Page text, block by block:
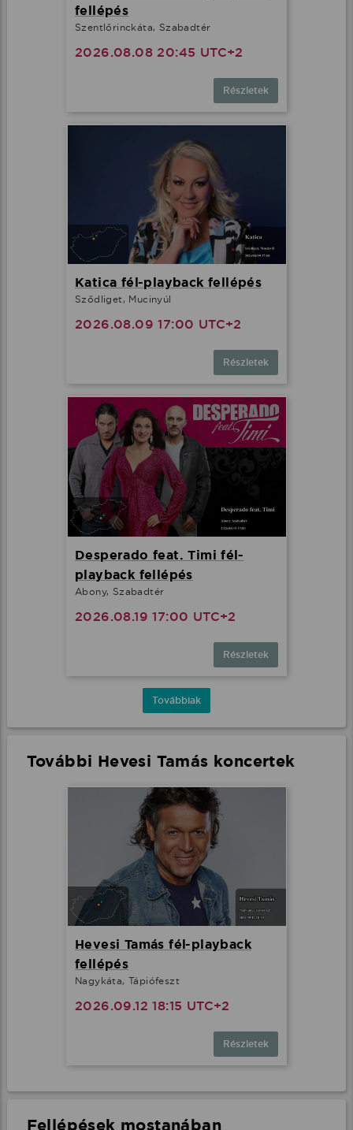
fellépés
Szentlőrinckáta, Szabadtér
2026.08.08 20:45 UTC+2
Részletek
Katica fél-playback fellépés
Sződliget, Mucinyúl
2026.08.09 17:00 UTC+2
Részletek
Desperado feat. Timi fél-
playback fellépés
Abony, Szabadtér
2026.08.19 17:00 UTC+2
Részletek
Továbbiak
További Hevesi Tamás koncertek
Hevesi Tamás fél-playback
fellépés
Nagykáta, Tápiófeszt
2026.09.12 18:15 UTC+2
Részletek
Fellépések mostanában